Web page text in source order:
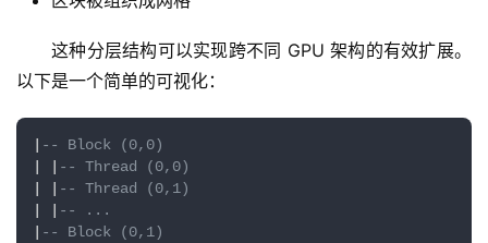
这种分层结构可以实现跨不同 GPU 架构的有效扩展。
以下是一个简单的可视化：
| -- Block (0,0)
| | -- Thread (0,0)
| | -- Thread (0,1)
| | -- ...
| -- Block (0,1)